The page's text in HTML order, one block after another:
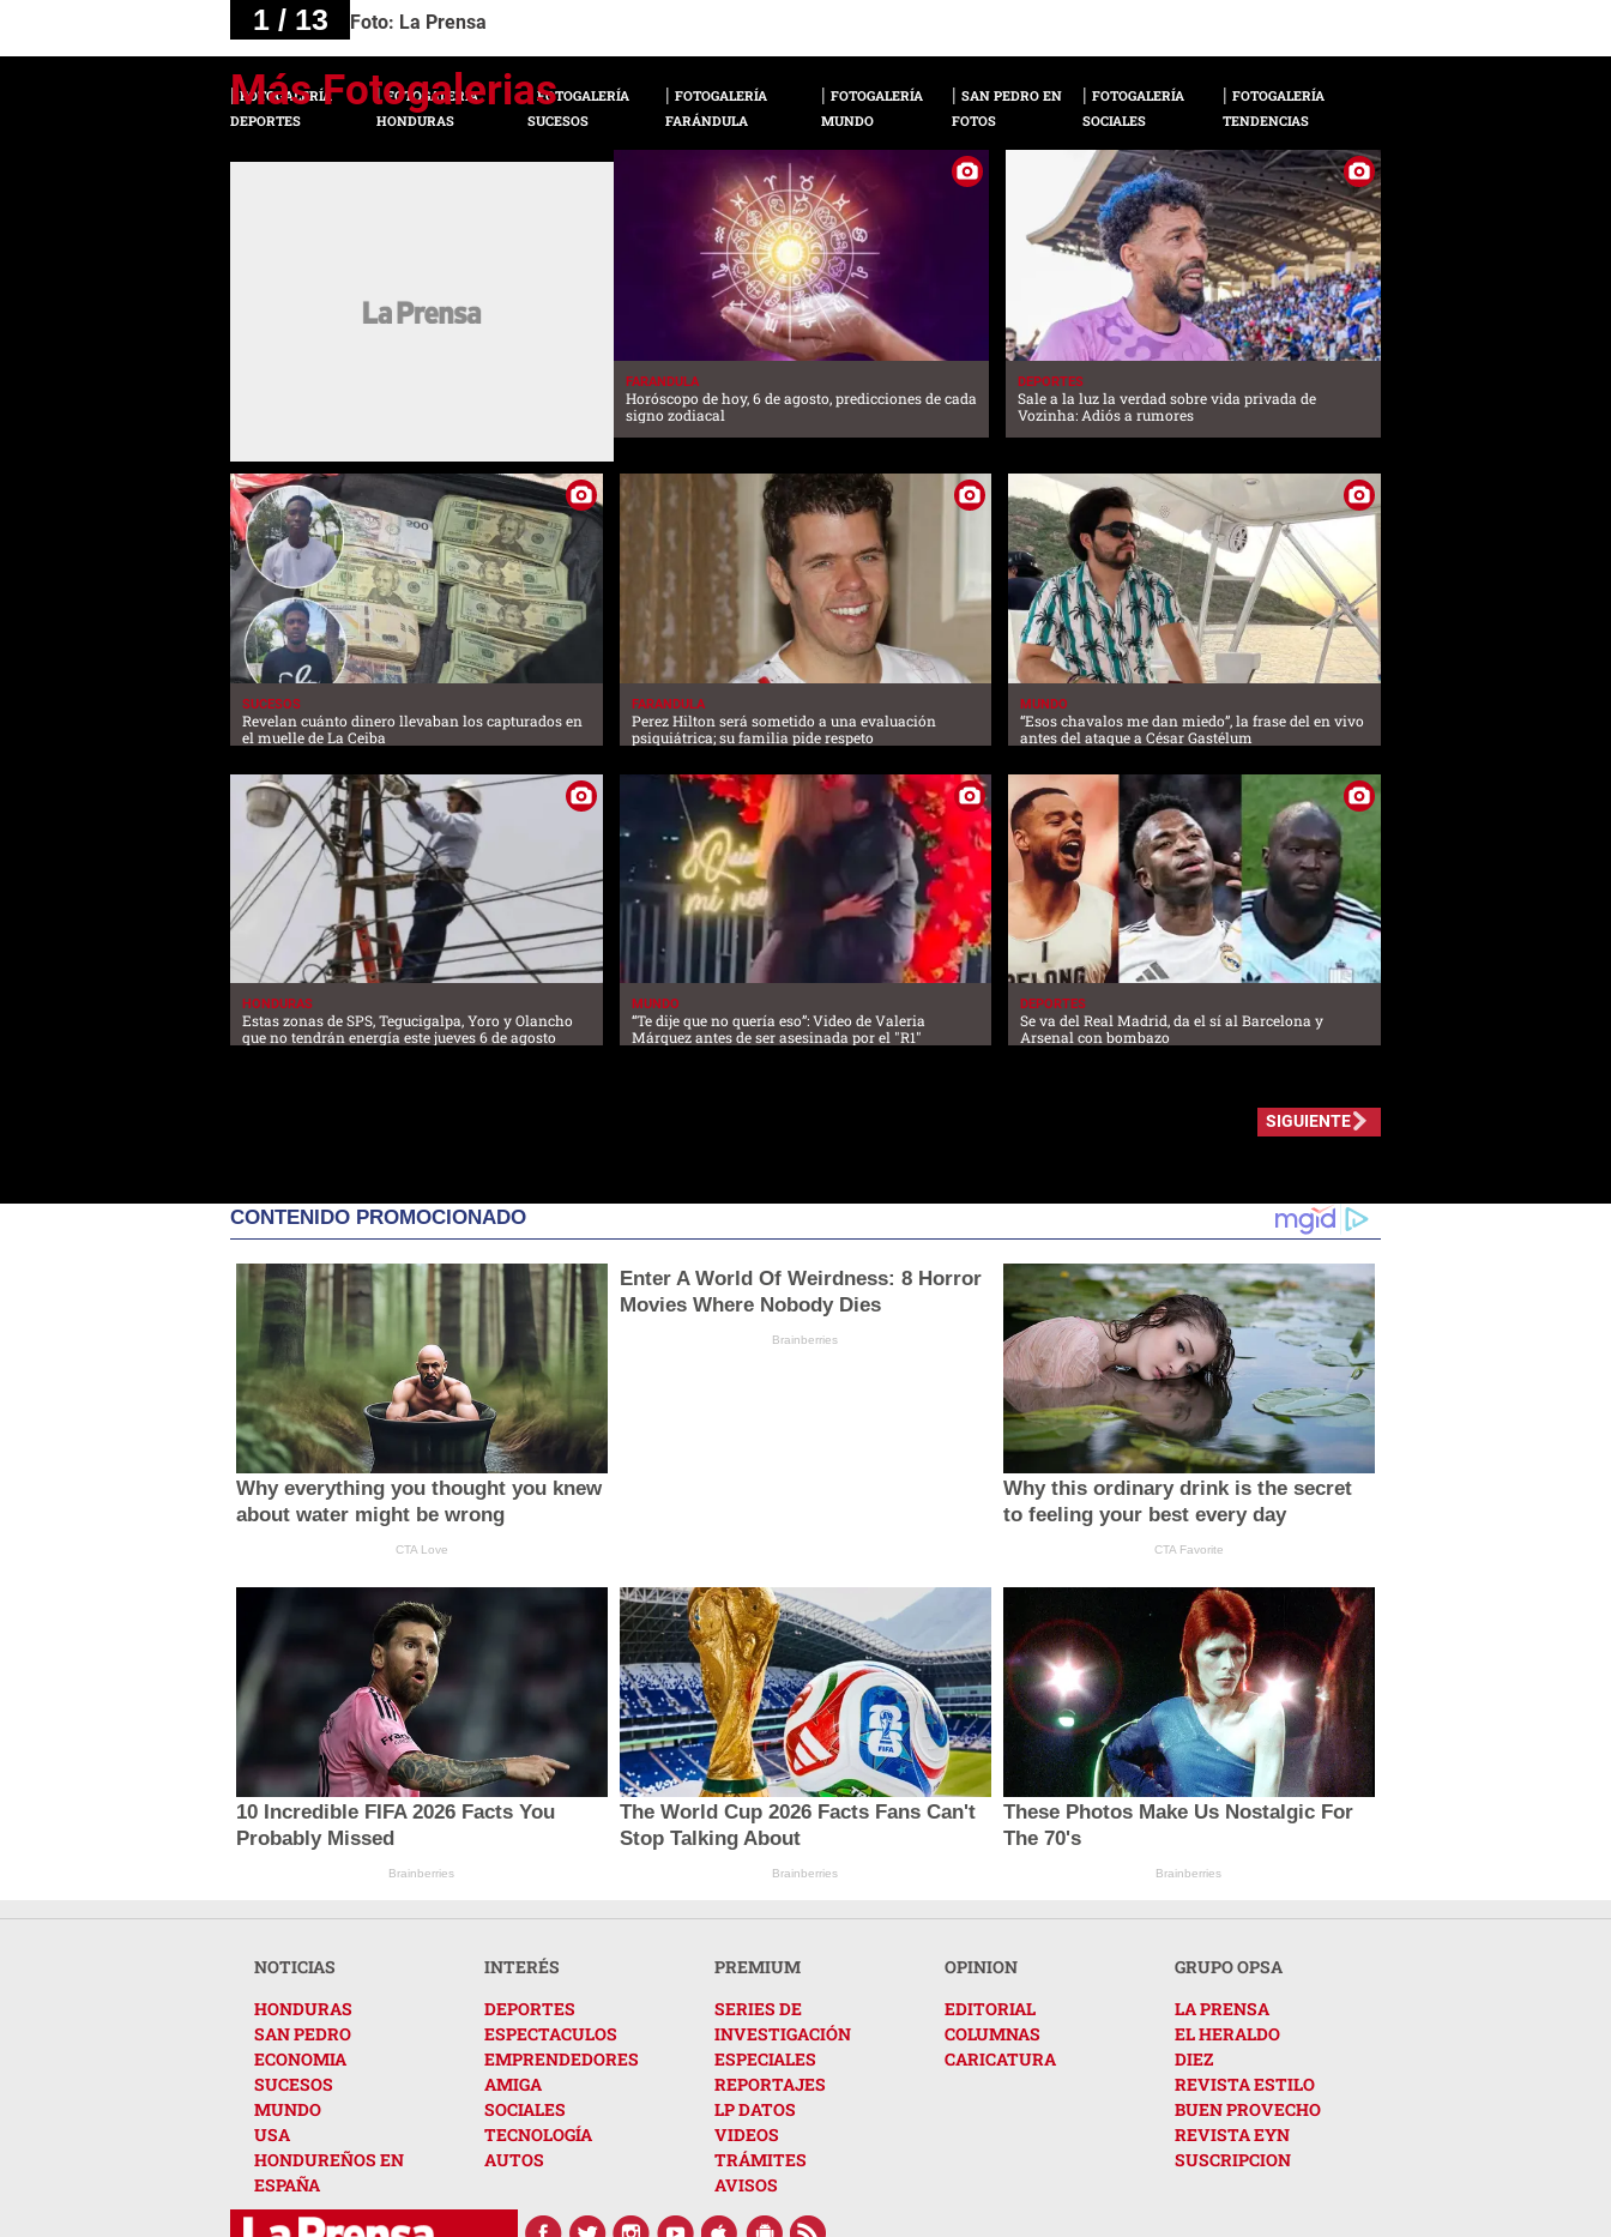
1 / 13 Foto: La Prensa
FOTOGALERÍA
DEPORTES
FOTOGALERÍA
HONDURAS
FOTOGALERÍA
SUCESOS
FOTOGALERÍA
FARÁNDULA
FOTOGALERÍA
MUNDO
SAN PEDRO EN
FOTOS
FOTOGALERÍA
SOCIALES
FOTOGALERÍA
TENDENCIAS
FARANDULA
Horóscopo de hoy, 6 de agosto, predicciones de cada
signo zodiacal
DEPORTES
Sale a la luz la verdad sobre vida privada de
Vozinha: Adiós a rumores
SUCESOS
Revelan cuánto dinero llevaban los capturados en
el muelle de La Ceiba
FARANDULA
Perez Hilton será sometido a una evaluación
psiquiátrica; su familia pide respeto
MUNDO
“Esos chavalos me dan miedo”, la frase del en vivo
antes del ataque a César Gastélum
HONDURAS
Estas zonas de SPS, Tegucigalpa, Yoro y Olancho
que no tendrán energía este jueves 6 de agosto
MUNDO
“Te dije que no quería eso”: Video de Valeria
Márquez antes de ser asesinada por el "R1"
DEPORTES
Se va del Real Madrid, da el sí al Barcelona y
Arsenal con bombazo
SIGUIENTE
CONTENIDO PROMOCIONADO
Why everything you thought you knew
about water might be wrong
CTA Love
Enter A World Of Weirdness: 8 Horror
Movies Where Nobody Dies
Brainberries
Why this ordinary drink is the secret
to feeling your best every day
CTA Favorite
10 Incredible FIFA 2026 Facts You
Probably Missed
Brainberries
The World Cup 2026 Facts Fans Can't
Stop Talking About
Brainberries
These Photos Make Us Nostalgic For
The 70's
Brainberries
NOTICIAS
HONDURAS
SAN PEDRO
ECONOMIA
SUCESOS
MUNDO
USA
HONDUREÑOS EN
ESPAÑA
INTERÉS
DEPORTES
ESPECTACULOS
EMPRENDEDORES
AMIGA
SOCIALES
TECNOLOGÍA
AUTOS
PREMIUM
SERIES DE
INVESTIGACIÓN
ESPECIALES
REPORTAJES
LP DATOS
VIDEOS
TRÁMITES
AVISOS
OPINION
EDITORIAL
COLUMNAS
CARICATURA
GRUPO OPSA
LA PRENSA
EL HERALDO
DIEZ
REVISTA ESTILO
BUEN PROVECHO
REVISTA EYN
SUSCRIPCION